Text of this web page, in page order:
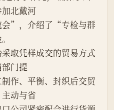
北戴河
会”，介绍了“专检与群
门提
作、平衡、封织后交贸
动与省